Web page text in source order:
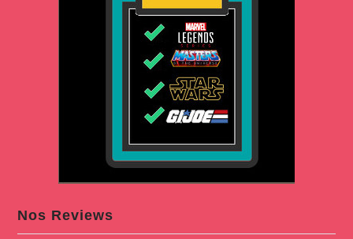
Nos Reviews